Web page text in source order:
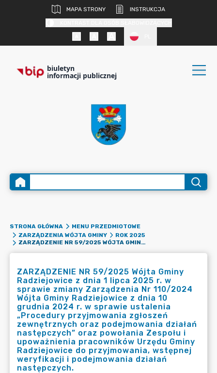
MAPA STRONY
INSTRUKCJA
biuletyn
informacji publicznej
STRONA GŁÓWNA
MENU PRZEDMIOTOWE
ZARZĄDZENIA WÓJTA GMINY
ROK 2025
ZARZĄDZENIE NR 59/2025 WÓJTA GMINY RADZIEJOWICE Z DNIA 1 LIPCA 2025 R. W SPRAWIE ZMIANY ZARZĄDZENIA NR 110/2024 WÓJTA GMINY RADZIEJOWICE Z DNIA 10 GRUDNIA 2024 R. W SPRAWIE USTALENIA „PROCEDURY PRZYJMOWANIA ZGŁOSZEŃ ZEWNĘTRZNYCH ORAZ PODEJMOWANIA DZIAŁAŃ NASTĘPCZYCH” ORAZ POWOŁANIA ZESPOŁU I UPOWAŻNIENIA PRACOWNIKÓW URZĘDU GMINY RADZIEJOWICE DO PRZYJMOWANIA, WSTĘPNEJ WERYFIKACJI I PODEJMOWANIA DZIAŁAŃ NASTĘPCZYCH.
ZARZĄDZENIE NR 59/2025 Wójta Gminy
Radziejowice z dnia 1 lipca 2025 r. w
sprawie zmiany Zarządzenia Nr 110/2024
Wójta Gminy Radziejowice z dnia 10
grudnia 2024 r. w sprawie ustalenia
„Procedury przyjmowania zgłoszeń
zewnętrznych oraz podejmowania działań
następczych” oraz powołania Zespołu i
upoważnienia pracowników Urzędu Gminy
Radziejowice do przyjmowania, wstępnej
weryfikacji i podejmowania działań
następczych.